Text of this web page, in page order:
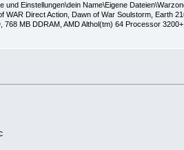
Einstellungen\dein Name\Eigene
Direct Action, Dawn of War Soulstorm, Earth
MB DDRAM, AMD Althol(tm) 64 Processor